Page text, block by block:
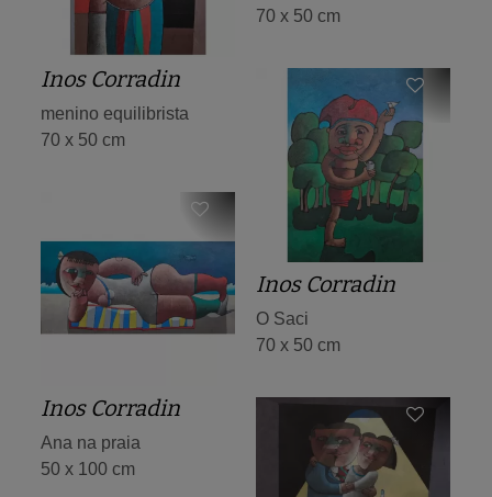
70 x 50 cm
Inos Corradin
menino equilibrista
70 x 50 cm
Inos Corradin
O Saci
70 x 50 cm
Inos Corradin
Ana na praia
50 x 100 cm